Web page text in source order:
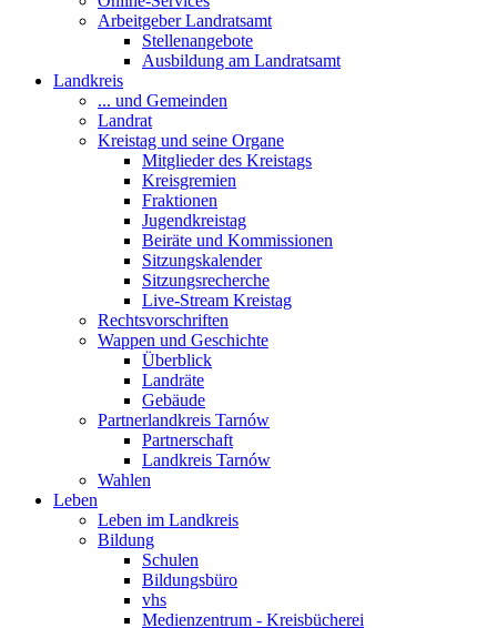
Arbeitgeber Landratsamt
Stellenangebote
Ausbildung am Landratsamt
Landkreis
... und Gemeinden
Landrat
Kreistag und seine Organe
Mitglieder des Kreistags
Kreisgremien
Fraktionen
Jugendkreistag
Beiräte und Kommissionen
Sitzungskalender
Sitzungsrecherche
Live-Stream Kreistag
Rechtsvorschriften
Wappen und Geschichte
Überblick
Landräte
Gebäude
Partnerlandkreis Tarnów
Partnerschaft
Landkreis Tarnów
Wahlen
Leben
Leben im Landkreis
Bildung
Schulen
Bildungsbüro
vhs
Medienzentrum - Kreisbücherei